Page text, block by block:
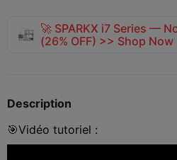
🚀 SPARKX i7 Series —
(26% OFF) >> Shop Now
Description
🎯Vidéo tutoriel :